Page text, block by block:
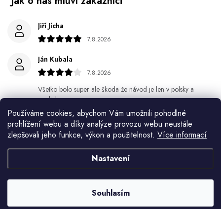
Používáme cookies, abychom Vám umožnili pohodlné
prohlížení webu a díky analýze provozu webu neustále
zlepšovali jeho funkce, výkon a použitelnost. Více informací
Nastavení
Souhlasím
Jiří Jícha
7.8.2026
Ján Kubala
7.8.2026
Všetko bolo super ale škoda že návod je len v polsky a
anglicky .
Gabriela Březinová Vágnerová
5.8.2026
Velmi rychlé odeslání. Spokojenost